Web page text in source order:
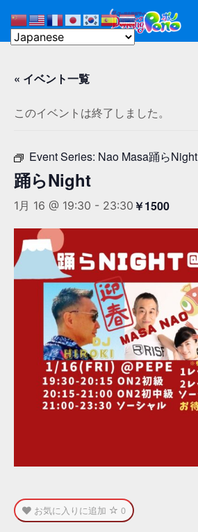
« イベント一覧
このイベントは終了しました。
Event Series: Nao Masa踊らNight
踊らNight
1月 16 @ 19:30 - 23:30 ￥1500
お気に入りに追加 0